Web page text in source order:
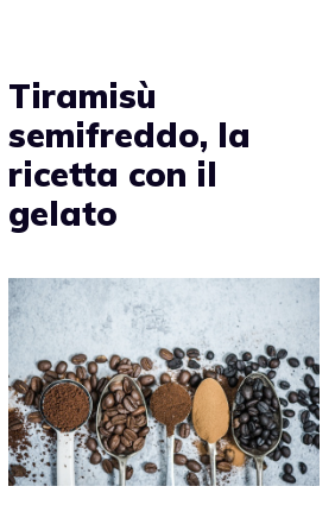
Tiramisù
semifreddo, la
ricetta con il
gelato